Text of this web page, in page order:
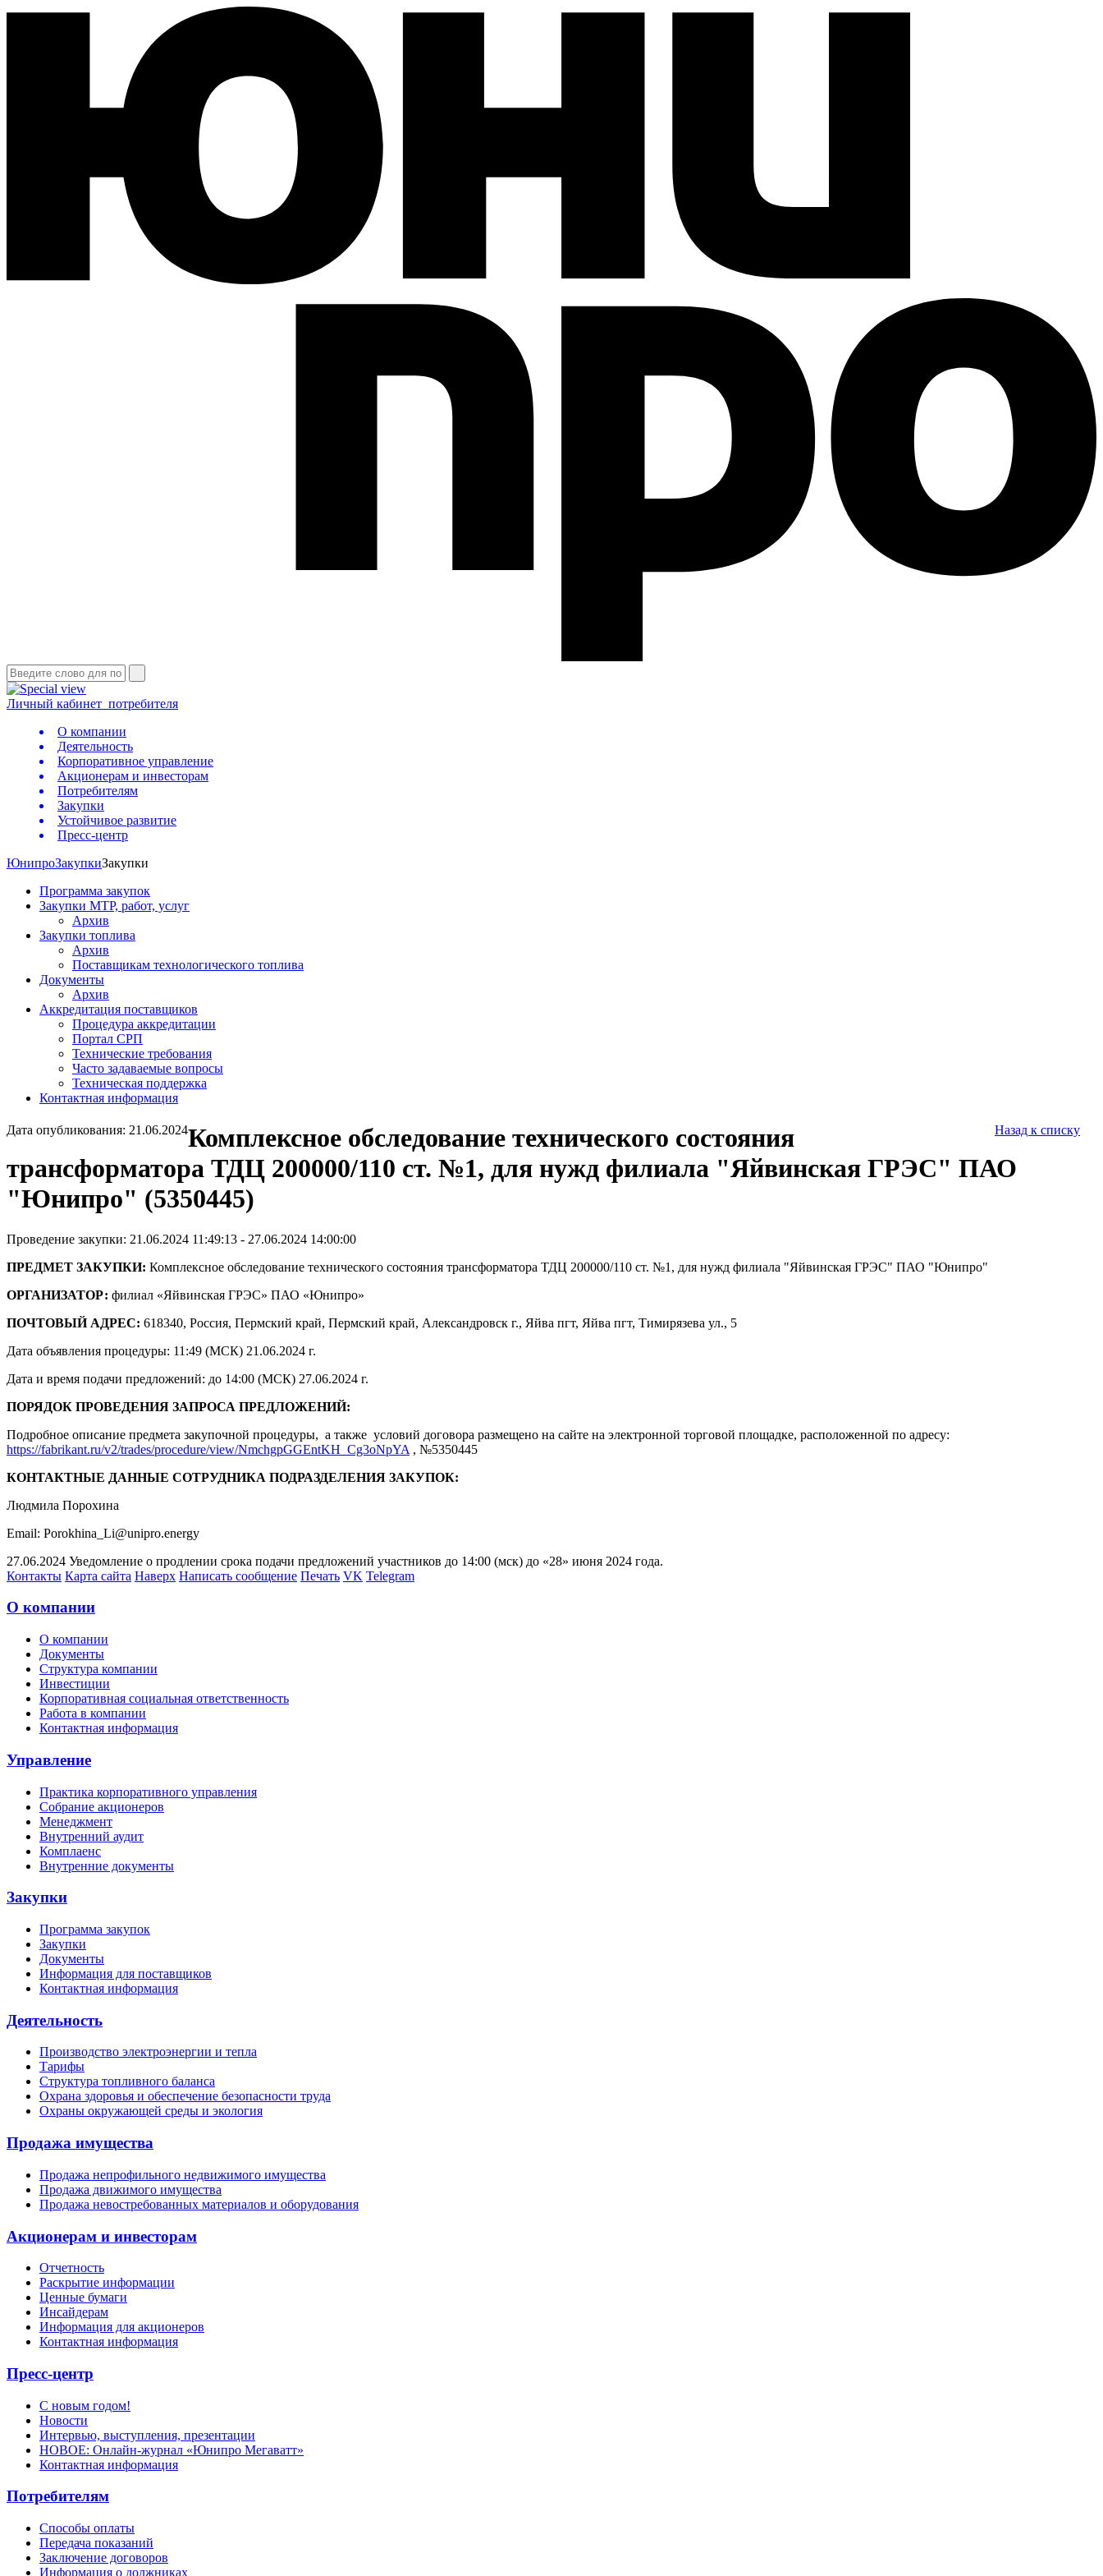
Личный кабинет потребителя
О компании
Деятельность
Корпоративное управление
Акционерам и инвесторам
Потребителям
Закупки
Устойчивое развитие
Пресс-центр
ЮнипроЗакупкиЗакупки
Программа закупок
Закупки МТР, работ, услуг
Архив
Закупки топлива
Архив
Поставщикам технологического топлива
Документы
Архив
Аккредитация поставщиков
Процедура аккредитации
Портал СРП
Технические требования
Часто задаваемые вопросы
Техническая поддержка
Контактная информация
Дата опубликования: 21.06.2024 Назад к списку
Комплексное обследование технического состояния
трансформатора ТДЦ 200000/110 ст. №1, для нужд филиала "Яйвинская ГРЭС" ПАО
"Юнипро" (5350445)
Проведение закупки: 21.06.2024 11:49:13 - 27.06.2024 14:00:00
ПРЕДМЕТ ЗАКУПКИ: Комплексное обследование технического состояния трансформатора ТДЦ 200000/110 ст. №1, для нужд филиала "Яйвинская ГРЭС" ПАО "Юнипро"
ОРГАНИЗАТОР: филиал «Яйвинская ГРЭС» ПАО «Юнипро»
ПОЧТОВЫЙ АДРЕС: 618340, Россия, Пермский край, Пермский край, Александровск г., Яйва пгт, Яйва пгт, Тимирязева ул., 5
Дата объявления процедуры: 11:49 (МСК) 21.06.2024 г.
Дата и время подачи предложений: до 14:00 (МСК) 27.06.2024 г.
ПОРЯДОК ПРОВЕДЕНИЯ ЗАПРОСА ПРЕДЛОЖЕНИЙ:
Подробное описание предмета закупочной процедуры, а также условий договора размещено на сайте на электронной торговой площадке, расположенной по адресу:
https://fabrikant.ru/v2/trades/procedure/view/NmchgpGGEntKH_Cg3oNpYA , №5350445
КОНТАКТНЫЕ ДАННЫЕ СОТРУДНИКА ПОДРАЗДЕЛЕНИЯ ЗАКУПОК:
Людмила Порохина
Email: Porokhina_Li@unipro.energy
27.06.2024 Уведомление о продлении срока подачи предложений участников до 14:00 (мск) до «28» июня 2024 года.
Контакты Карта сайта Наверх Написать сообщение Печать VK Telegram
О компании
О компании
Документы
Структура компании
Инвестиции
Корпоративная социальная ответственность
Работа в компании
Контактная информация
Управление
Практика корпоративного управления
Собрание акционеров
Менеджмент
Внутренний аудит
Комплаенс
Внутренние документы
Закупки
Программа закупок
Закупки
Документы
Информация для поставщиков
Контактная информация
Деятельность
Производство электроэнергии и тепла
Тарифы
Структура топливного баланса
Охрана здоровья и обеспечение безопасности труда
Охраны окружающей среды и экология
Продажа имущества
Продажа непрофильного недвижимого имущества
Продажа движимого имущества
Продажа невостребованных материалов и оборудования
Акционерам и инвесторам
Отчетность
Раскрытие информации
Ценные бумаги
Инсайдерам
Информация для акционеров
Контактная информация
Пресс-центр
С новым годом!
Новости
Интервью, выступления, презентации
НОВОЕ: Онлайн-журнал «Юнипро Мегаватт»
Контактная информация
Потребителям
Способы оплаты
Передача показаний
Заключение договоров
Информация о должниках